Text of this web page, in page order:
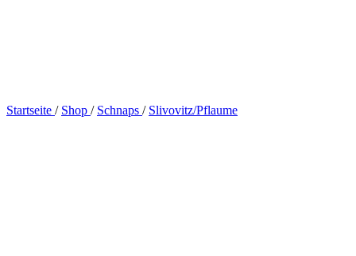
Startseite / Shop / Schnaps / Slivovitz/Pflaume